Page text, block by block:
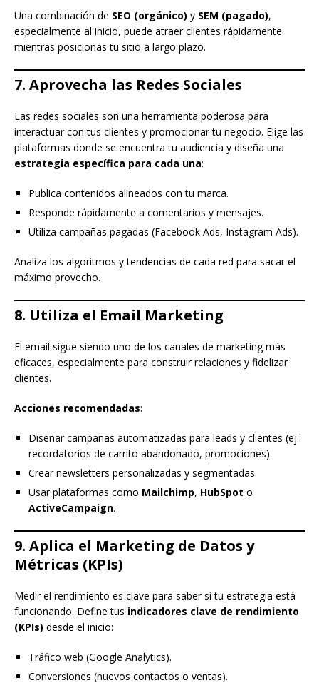
Una combinación de SEO (orgánico) y SEM (pagado),
especialmente al inicio, puede atraer clientes rápidamente
mientras posicionas tu sitio a largo plazo.
7. Aprovecha las Redes Sociales
Las redes sociales son una herramienta poderosa para
interactuar con tus clientes y promocionar tu negocio. Elige las
plataformas donde se encuentra tu audiencia y diseña una
estrategia específica para cada una:
Publica contenidos alineados con tu marca.
Responde rápidamente a comentarios y mensajes.
Utiliza campañas pagadas (Facebook Ads, Instagram Ads).
Analiza los algoritmos y tendencias de cada red para sacar el
máximo provecho.
8. Utiliza el Email Marketing
El email sigue siendo uno de los canales de marketing más
eficaces, especialmente para construir relaciones y fidelizar
clientes.
Acciones recomendadas:
Diseñar campañas automatizadas para leads y clientes (ej.:
recordatorios de carrito abandonado, promociones).
Crear newsletters personalizadas y segmentadas.
Usar plataformas como Mailchimp, HubSpot o
ActiveCampaign.
9. Aplica el Marketing de Datos y
Métricas (KPIs)
Medir el rendimiento es clave para saber si tu estrategia está
funcionando. Define tus indicadores clave de rendimiento
(KPIs) desde el inicio:
Tráfico web (Google Analytics).
Conversiones (nuevos contactos o ventas).